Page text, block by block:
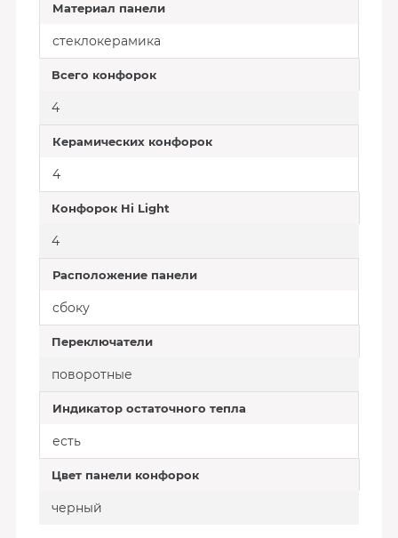
Материал панели
стеклокерамика
Всего конфорок
4
Керамических конфорок
4
Конфорок Hi Light
4
Расположение панели
сбоку
Переключатели
поворотные
Индикатор остаточного тепла
есть
Цвет панели конфорок
черный